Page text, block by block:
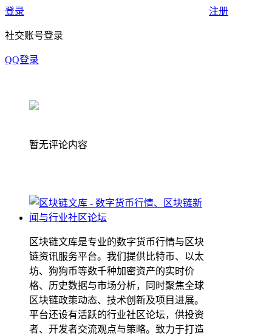
登录 注册
社交账号登录
QQ登录
暂无评论内容
区块链文库是专业的数字货币行情与区块
链资讯服务平台。我们提供比特币、以太
坊、狗狗币等数千种加密资产的实时价
格、历史数据与市场分析，同时聚焦全球
区块链政策动态、技术创新及项目进展。
平台还设有活跃的行业社区论坛，供投资
者、开发者交流观点与策略。致力于打造